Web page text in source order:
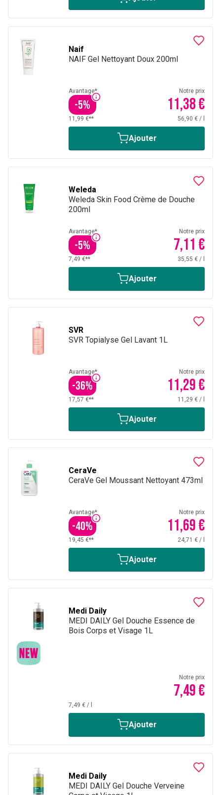
Naif
NAIF Gel Nettoyant Doux 200ml
Avantage*
-5%
Notre prix
11,38 €
11,99 €** 56,90 € /
Ajouter
Weleda
Weleda Skin Food Crème de Douche
200ml
Avantage*
-5%
Notre prix
7,11 €
7,49 €** 35,55 € /
Ajouter
SVR
SVR Topialyse Gel Lavant 1L
Avantage*
-36%
Notre prix
11,29 €
17,57 €** 11,29 € /
Ajouter
CeraVe
CeraVe Gel Moussant Nettoyant 473ml
Avantage*
-40%
Notre prix
11,69 €
19,45 €** 24,71 € /
Ajouter
Medi Daily
MEDI DAILY Gel Douche Essence de
Bois Corps et Visage 1L
Notre prix
7,49 €
7,49 € /
Ajouter
Medi Daily
MEDI DAILY Gel Douche Verveine